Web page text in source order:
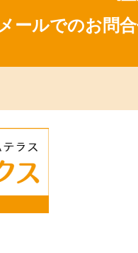
メールでのお問